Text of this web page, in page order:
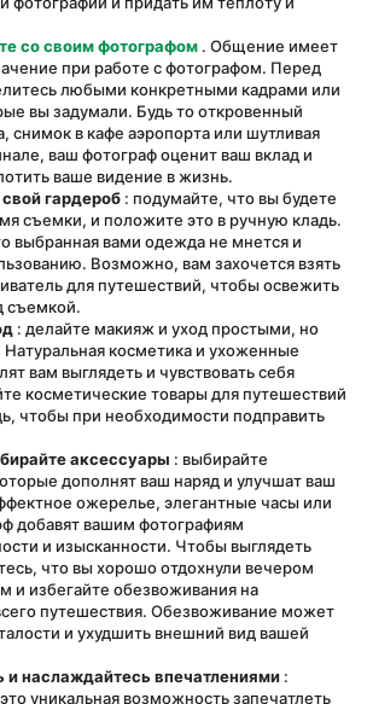
со своим фотографом . Общение имеет
при работе с фотографом. Перед
любыми конкретными кадрами или
вы задумали. Будь то откровенный
снимок в кафе аэропорта или шутливая
ваш фотограф оценит ваш вклад и
ваше видение в жизнь.
гардероб : подумайте, что вы будете
съемки, и положите это в ручную кладь.
выбранная вами одежда не мнется и
Возможно, вам захочется взять
для путешествий, чтобы освежить
съемкой.
: делайте макияж и уход простыми, но
косметика и ухоженные
вам выглядеть и чувствовать себя
косметические товары для путешествий
чтобы при необходимости подправить
аксессуары : выбирайте
дополнят ваш наряд и улучшат ваш
ожерелье, элегантные часы или
добавят вашим фотографиям
и изысканности. Чтобы выглядеть
что вы хорошо отдохнули вечером
и избегайте обезвоживания на
путешествия. Обезвоживание может
и ухудшить внешний вид вашей
и наслаждайтесь впечатлениями :
уникальная возможность запечатлеть